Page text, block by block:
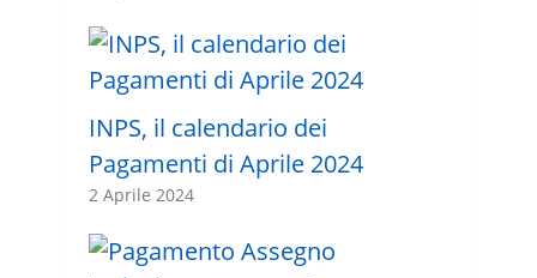
INPS, il calendario dei
Pagamenti di Aprile 2024
2 Aprile 2024